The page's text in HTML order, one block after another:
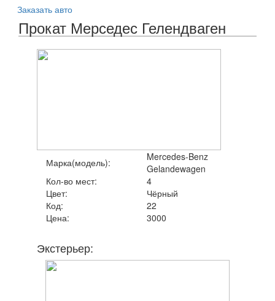
Заказать авто
Прокат Мерседес Гелендваген
Марка(модель):
Mercedes-Benz
Gelandewagen
Кол-во мест:
4
Цвет:
Чёрный
Код:
22
Цена:
3000
Экстерьер: